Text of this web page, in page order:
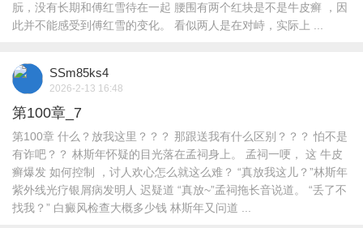
朊，没有长期和傅红雪待在一起 腰围有两个红块是不是牛皮癣 ，因
此并不能感受到傅红雪的变化。 看似两人是在对峙，实际上 ...
SSm85ks4
2026-2-13 16:48
第100章_7
第100章 什么？放我这里？？？ 那跟送我有什么区别？？？ 怕不是
有诈吧？？ 林斯年怀疑的目光落在孟祠身上。 孟祠一哽， 这 牛皮
癣爆发 如何控制 ，讨人欢心怎么就这么难？ “真放我这儿？”林斯年
紫外线光疗银屑病发明人 迟疑道 “真放~”孟祠拖长音说道。 “丢了不
找我？” 白癜风检查大概多少钱 林斯年又问道 ...